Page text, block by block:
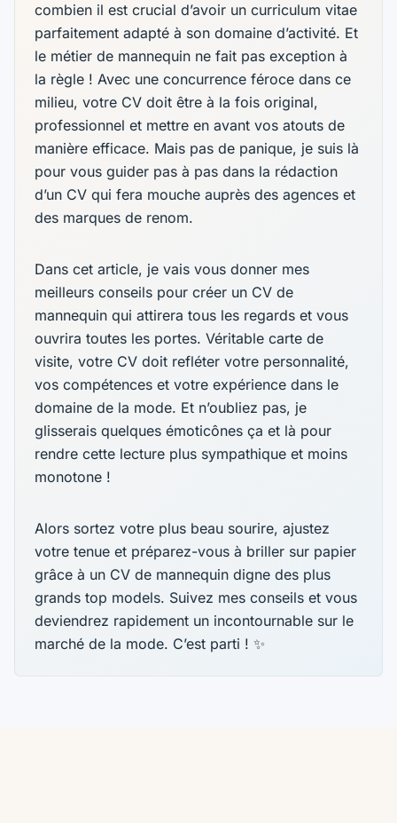
combien il est crucial d’avoir un curriculum vitae
parfaitement adapté à son domaine d’activité. Et
le métier de mannequin ne fait pas exception à
la règle ! Avec une concurrence féroce dans ce
milieu, votre CV doit être à la fois original,
professionnel et mettre en avant vos atouts de
manière efficace. Mais pas de panique, je suis là
pour vous guider pas à pas dans la rédaction
d’un CV qui fera mouche auprès des agences et
des marques de renom.
Dans cet article, je vais vous donner mes
meilleurs conseils pour créer un CV de
mannequin qui attirera tous les regards et vous
ouvrira toutes les portes. Véritable carte de
visite, votre CV doit refléter votre personnalité,
vos compétences et votre expérience dans le
domaine de la mode. Et n’oubliez pas, je
glisserais quelques émoticônes ça et là pour
rendre cette lecture plus sympathique et moins
monotone !
Alors sortez votre plus beau sourire, ajustez
votre tenue et préparez-vous à briller sur papier
grâce à un CV de mannequin digne des plus
grands top models. Suivez mes conseils et vous
deviendrez rapidement un incontournable sur le
marché de la mode. C’est parti ! ✨